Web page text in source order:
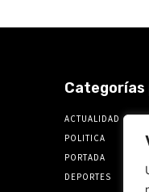
Categorías
ACTUALIDAD
POLITICA
PORTADA
DEPORTES